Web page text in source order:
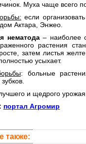
Муха чаще всего
если
Актара, Энжео.
нематода– наиболее
растения
затем листья
усыхает.
: больные
и щедрого
портал Агромир
также: